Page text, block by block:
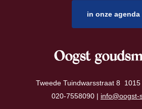
in onze agenda
Oogst
Tweede Tuindwarsstraat 8 1015
020-7558090 | info@oogst-